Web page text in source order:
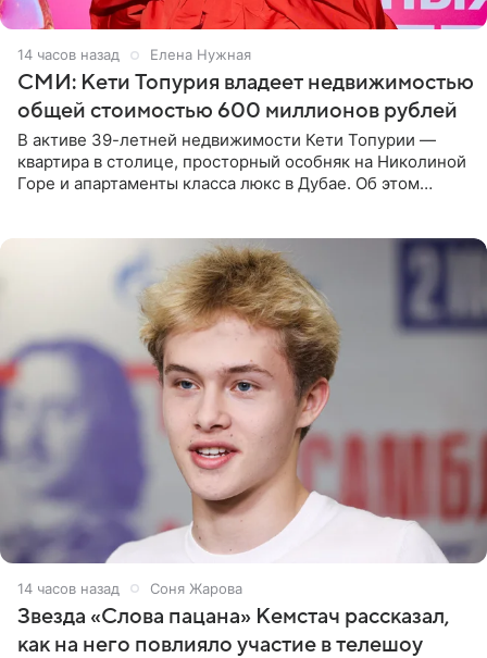
14 часов назад Елена Нужная
СМИ: Кети Топурия владеет недвижимостью
общей стоимостью 600 миллионов рублей
В активе 39-летней недвижимости Кети Топурии —
квартира в столице, просторный особняк на Николиной
Горе и апартаменты класса люкс в Дубае. Об этом
14 часов назад Соня Жарова
Звезда «Слова пацана» Кемстач рассказал,
как на него повлияло участие в телешоу